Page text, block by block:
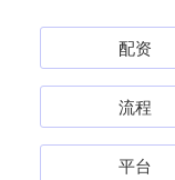
配资
流程
平台